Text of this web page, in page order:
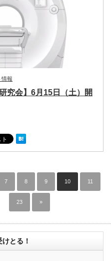
情報
究会】6月15日（土）開
7 8 9 10 11
23 »
とる！